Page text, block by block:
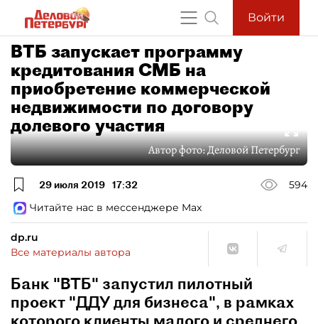
Войти
ВТБ запускает программу
кредитования СМБ на
приобретение коммерческой
недвижимости по договору
долевого участия
Автор фото:Деловой Петербург
29 июля 2019 17:32
594
Читайте нас в мессенджере Max
dp.ru
Все материалы автора
Банк "ВТБ" запустил пилотный
проект "ДДУ для бизнеса", в рамках